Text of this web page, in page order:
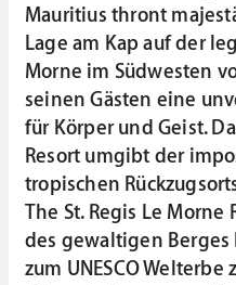
Mauritius thront
Lage am Kap auf der
Morne im Südwesten
seinen Gästen eine
für Körper und Geist.
Resort umgibt der
tropischen
The St. Regis Le Morne
des gewaltigen Berges
zum UNESCO